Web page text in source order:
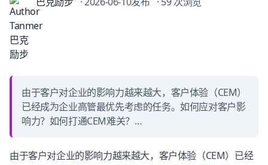
由于客户对企业的影响力越来越大，客户体验（CEM）
已经成为企业高管最优先考虑的任务。如何应对客户影
响力？如何打通CEM难关？…
由于客户对企业的影响力越来越大， 客户体验 （CEM）已经